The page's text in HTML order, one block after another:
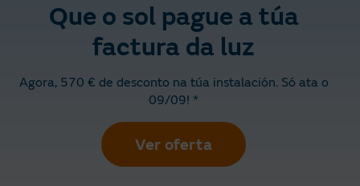
Que o sol pague a túa
factura da luz
Agora, 570 € de desconto na túa instalación. Só ata o
09/09! *
Ver oferta